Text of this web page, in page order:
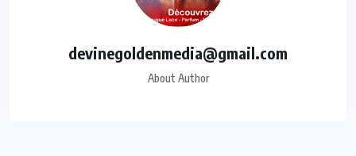
devinegoldenmedia@gmail.com
About Author